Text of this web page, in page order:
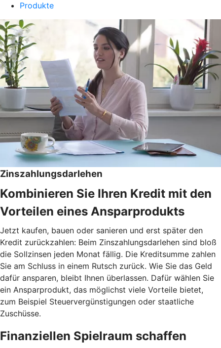
Produkte
Zinszahlungsdarlehen
Kombinieren Sie Ihren Kredit mit den
Vorteilen eines Ansparprodukts
Jetzt kaufen, bauen oder sanieren und erst später den
Kredit zurückzahlen: Beim Zinszahlungsdarlehen sind bloß
die Sollzinsen jeden Monat fällig. Die Kreditsumme zahlen
Sie am Schluss in einem Rutsch zurück. Wie Sie das Geld
dafür ansparen, bleibt Ihnen überlassen. Dafür wählen Sie
ein Ansparprodukt, das möglichst viele Vorteile bietet,
zum Beispiel Steuervergünstigungen oder staatliche
Zuschüsse.
Finanziellen Spielraum schaffen